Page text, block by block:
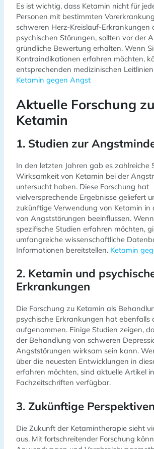
Es ist wichtig, dass Ketamin nicht für
Personen mit bestimmten
schweren Herz-Kreislauf-Erkrankungen
psychischen Störungen, sollten vor der
gründliche Bewertung erhalten. Wenn
Kontraindikationen erfahren möchten,
entsprechenden medizinischen
Ketamin gegen Angst
Aktuelle Forschung zu
Ketamin
1. Studien zur
In den letzten Jahren gab es zahlreiche
Wirksamkeit von Ketamin bei der
untersucht haben. Diese Forschung hat
vielversprechende Ergebnisse geliefert
zukünftige Verwendung von Ketamin in
von Angststörungen beeinflussen.
spezifische Studien erfahren möchten,
umfangreiche wissenschaftliche
Informationen bereitstellen. Ketamin
2. Ketamin und
Erkrankungen
Die Forschung zu Ketamin als
psychische Erkrankungen hat ebenfalls
aufgenommen. Einige Studien zeigen,
der Behandlung von schweren
Angststörungen wirksam sein kann.
über die neuesten Entwicklungen in
erfahren möchten, sind aktuelle Artikel in
Fachzeitschriften verfügbar.
3. Zukünftige Perspektiven
Die Zukunft der Ketamintherapie sieht
aus. Mit fortschreitender Forschung